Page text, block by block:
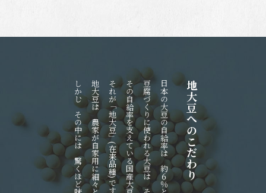
地大豆へのこだわり
それが「地大豆」(在来品種)です。